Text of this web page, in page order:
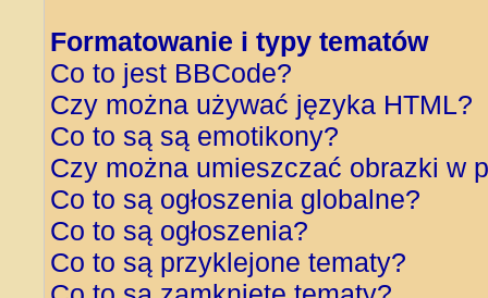
Formatowanie i typy tematów
Co to jest BBCode?
Czy można używać języka HTML?
Co to są są emotikony?
Czy można umieszczać obrazki w
Co to są ogłoszenia globalne?
Co to są ogłoszenia?
Co to są przyklejone tematy?